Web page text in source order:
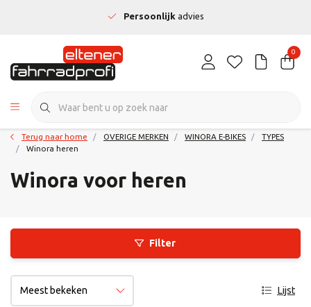
Persoonlijkadvies
0
Terug naar home OVERIGE MERKEN WINORA E-BIKES
TYPES
Winora heren
Winora voor heren
Filter
Lijst